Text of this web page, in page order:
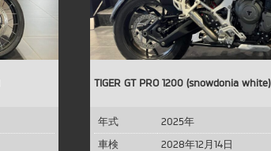
TIGER GT PRO 1200 (snowdonia white)
年式
2025年
車検
2028年12月14日